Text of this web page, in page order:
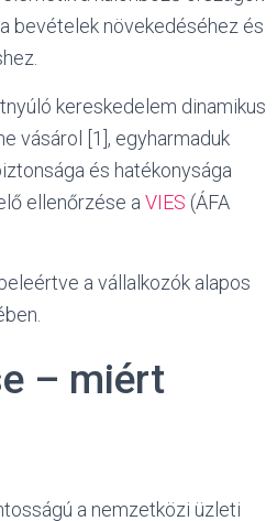
bevételek növekedéséhez és
kereskedelem dinamikus
vásárol [1], egyharmaduk
és hatékonysága
ellenőrzése a VIES (ÁFA
a vállalkozók alapos
– miért
a nemzetközi üzleti